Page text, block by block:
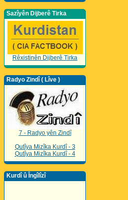
Sazîyên Dijberê Tirka
Rêxistinên Dijberê Tirka
Radyo Zindî ( Lîve )
7 - Radyo yên Zindî
Qutîya Mizîka Kurdî - 3
Qutîya Mizîka Kurdî - 4
Kurdî û Îngîlîzî